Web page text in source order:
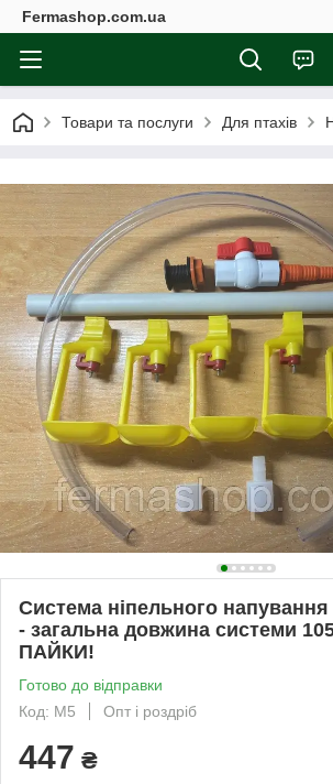
Fermashop.com.ua
Товари та послуги Для птахів
Система ніпельного напування
- загальна довжина системи
ПАЙКИ!
Готово до відправки
Код: М5
Опт і роздріб
447 ₴